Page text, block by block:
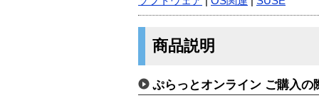
商品説明
ぷらっとオンライン ご購入の